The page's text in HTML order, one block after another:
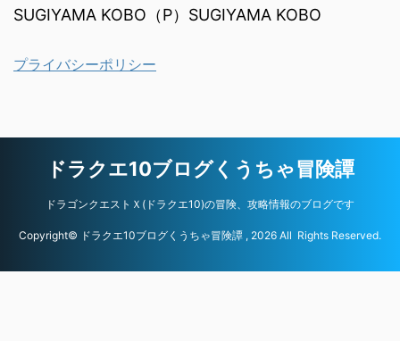
SUGIYAMA KOBO（P）SUGIYAMA KOBO
プライバシーポリシー
ドラクエ10ブログくうちゃ冒険譚
ドラゴンクエストＸ(ドラクエ10)の冒険、攻略情報のブログです
Copyright© ドラクエ10ブログくうちゃ冒険譚 , 2026 All Rights Reserved.